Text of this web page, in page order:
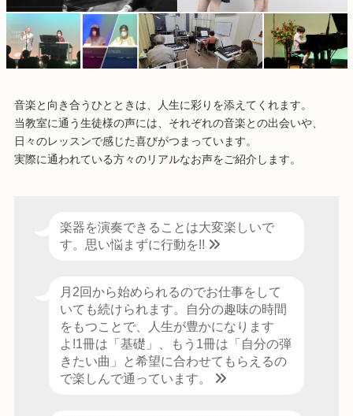
音楽と向き合うひとときは、人生に彩りを添えてくれます。
当教室に通う生徒様の声には、それぞれの音楽との出会いや、
日々のレッスンで感じた喜びがつまっています。
実際に通われている方々のリアルなお声をご紹介します。
楽器を演奏できることは大変楽しいで
す。思い悩まずに行動を!!
月2回から始められるのでお仕事をして
いても続けられます。自分の趣味の時間
をもつことで、人生が豊かになります
よ!1冊は「基礎」、もう1冊は「自分の弾
きたい曲」と希望に合わせてもらえるの
で楽しんで通っています。